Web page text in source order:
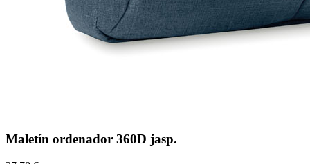
Maletín ordenador 360D jasp.